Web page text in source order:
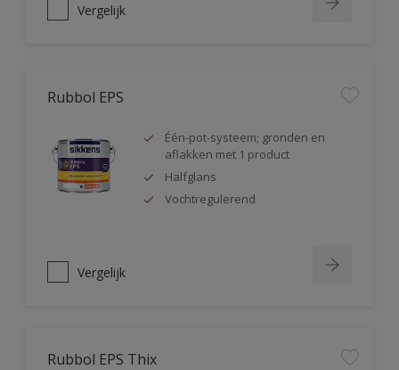
Vergelijk
Rubbol EPS
Één-pot-systeem; gronden en
aflakken met 1 product
Halfglans
Vochtregulerend
Vergelijk
Rubbol EPS Thix